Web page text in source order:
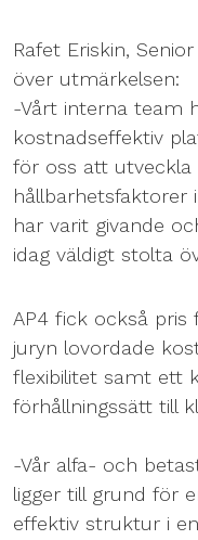
Rafet Eriskin,
över utmärkelsen:
-Vårt interna team
kostnadseffektiv
för oss att utveckla
hållbarhetsfaktorer
har varit givande
idag väldigt stolta
AP4 fick också pris
juryn lovordade
flexibilitet samt ett
förhållningssätt till
-Vår alfa- och
ligger till grund för
effektiv struktur i